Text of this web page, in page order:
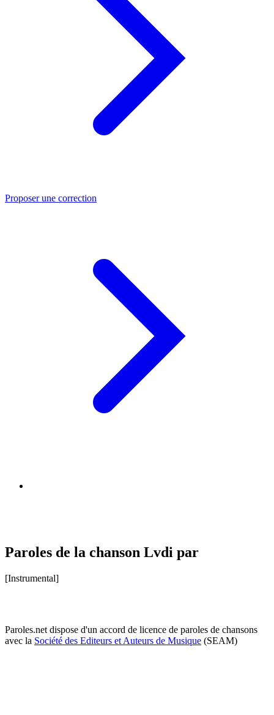
Proposer une correction
Paroles de la chanson Lvdi par
[Instrumental]
Paroles.net dispose d'un accord de licence de paroles de chansons
avec la Société des Editeurs et Auteurs de Musique (SEAM)